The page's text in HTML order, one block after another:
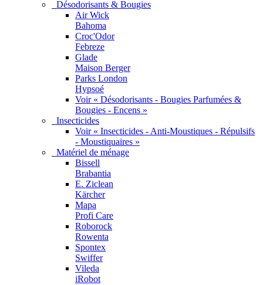
Désodorisants & Bougies
Air Wick
Bahoma
Croc'Odor
Febreze
Glade
Maison Berger
Parks London
Hypsoé
Voir « Désodorisants - Bougies Parfumées &
Bougies - Encens »
Insecticides
Voir « Insecticides - Anti-Moustiques - Répulsifs
- Moustiquaires »
Matériel de ménage
Bissell
Brabantia
E. Ziclean
Kärcher
Mapa
Profi Care
Roborock
Rowenta
Spontex
Swiffer
Vileda
iRobot